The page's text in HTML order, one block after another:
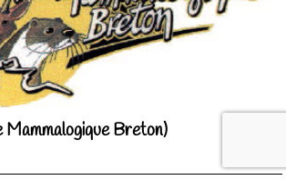
Breton)